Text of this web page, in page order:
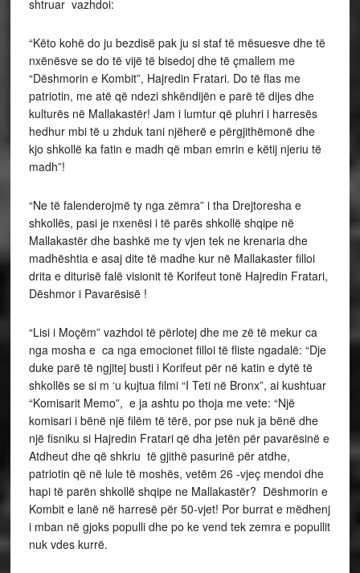
shtruar vazhdoi:
“Këto kohë do ju bezdisë pak ju si staf të mësuesve dhe të
nxënësve se do të vijë të bisedoj dhe të çmallem me
“Dëshmorin e Kombit”, Hajredin Fratari. Do të flas me
patriotin, me atë që ndezi shkëndijën e parë të dijes dhe
kulturës në Mallakastër! Jam i lumtur që pluhri i harresës
hedhur mbi të u zhduk tani njëherë e përgjithëmonë dhe
kjo shkollë ka fatin e madh që mban emrin e këtij njeriu të
madh”!
“Ne të falenderojmë ty nga zëmra” i tha Drejtoresha e
shkollës, pasi je nxenësi i të parës shkollë shqipe në
Mallakastër dhe bashkë me ty vjen tek ne krenaria dhe
madhështia e asaj dite të madhe kur në Mallakaster filloi
drita e diturisë falë visionit të Korifeut tonë Hajredin Fratari,
Dëshmor i Pavarësisë !
“Lisi i Moçëm” vazhdoi të përlotej dhe me zë të mekur ca
nga mosha e ca nga emocionet filloi të fliste ngadalë: “Dje
duke parë të ngjitej busti i Korifeut për në katin e dytë të
shkollës se si m ‘u kujtua filmi “I Teti në Bronx”, ai kushtuar
“Komisarit Memo”, e ja ashtu po thoja me vete: “Një
komisari i bënë një filëm të tërë, por pse nuk ja bënë dhe
një fisniku si Hajredin Fratari që dha jetën për pavarësinë e
Atdheut dhe që shkriu të gjithë pasurinë për atdhe,
patriotin që në lule të moshës, vetëm 26 -vjeç mendoi dhe
hapi të parën shkollë shqipe ne Mallakastër? Dëshmorin e
Kombit e lanë në harresë për 50-vjet! Por burrat e mëdhenj
i mban në gjoks populli dhe po ke vend tek zemra e popullit
nuk vdes kurrë.